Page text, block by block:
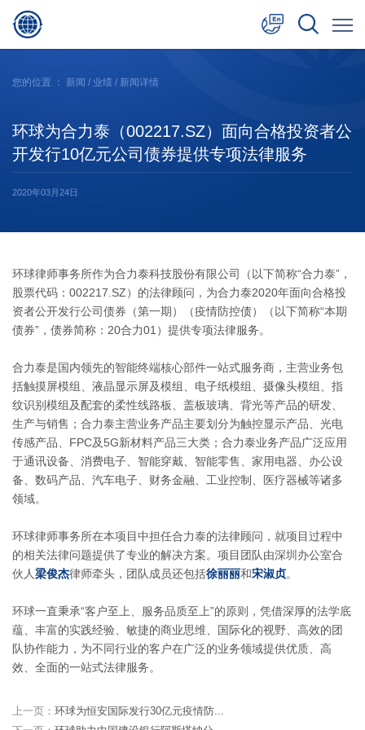
日本語
您的位置 ： 新闻 / 业绩 / 新闻详情
环球为合力泰（002217.SZ）面向合格投资者公
开发行10亿元公司债券提供专项法律服务
2020年03月24日
环球律师事务所作为合力泰科技股份有限公司（以下简称“合力泰”，
股票代码：002217.SZ）的法律顾问，为合力泰2020年面向合格投
资者公开发行公司债券（第一期）（疫情防控债）（以下简称“本期
债券”，债券简称：20合力01）提供专项法律服务。
合力泰是国内领先的智能终端核心部件一站式服务商，主营业务包
括触摸屏模组、液晶显示屏及模组、电子纸模组、摄像头模组、指
纹识别模组及配套的柔性线路板、盖板玻璃、背光等产品的研发、
生产与销售；合力泰主营业务产品主要划分为触控显示产品、光电
传感产品、FPC及5G新材料产品三大类；合力泰业务产品广泛应用
于通讯设备、消费电子、智能穿戴、智能零售、家用电器、办公设
备、数码产品、汽车电子、财务金融、工业控制、医疗器械等诸多
领域。
环球律师事务所在本项目中担任合力泰的法律顾问，就项目过程中
的相关法律问题提供了专业的解决方案。项目团队由深圳办公室合
伙人梁俊杰律师牵头，团队成员还包括徐丽丽和宋淑贞。
环球一直秉承“客户至上、服务品质至上”的原则，凭借深厚的法学底
蕴、丰富的实践经验、敏捷的商业思维、国际化的视野、高效的团
队协作能力，为不同行业的客户在广泛的业务领域提供优质、高
效、全面的一站式法律服务。
上一页： 环球为恒安国际发行30亿元疫情防...